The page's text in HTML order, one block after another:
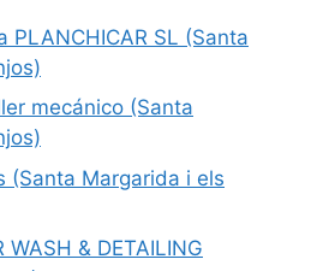
PLANCHICAR SL (Santa
mecánico (Santa
(Santa Margarida i els
WASH & DETAILING